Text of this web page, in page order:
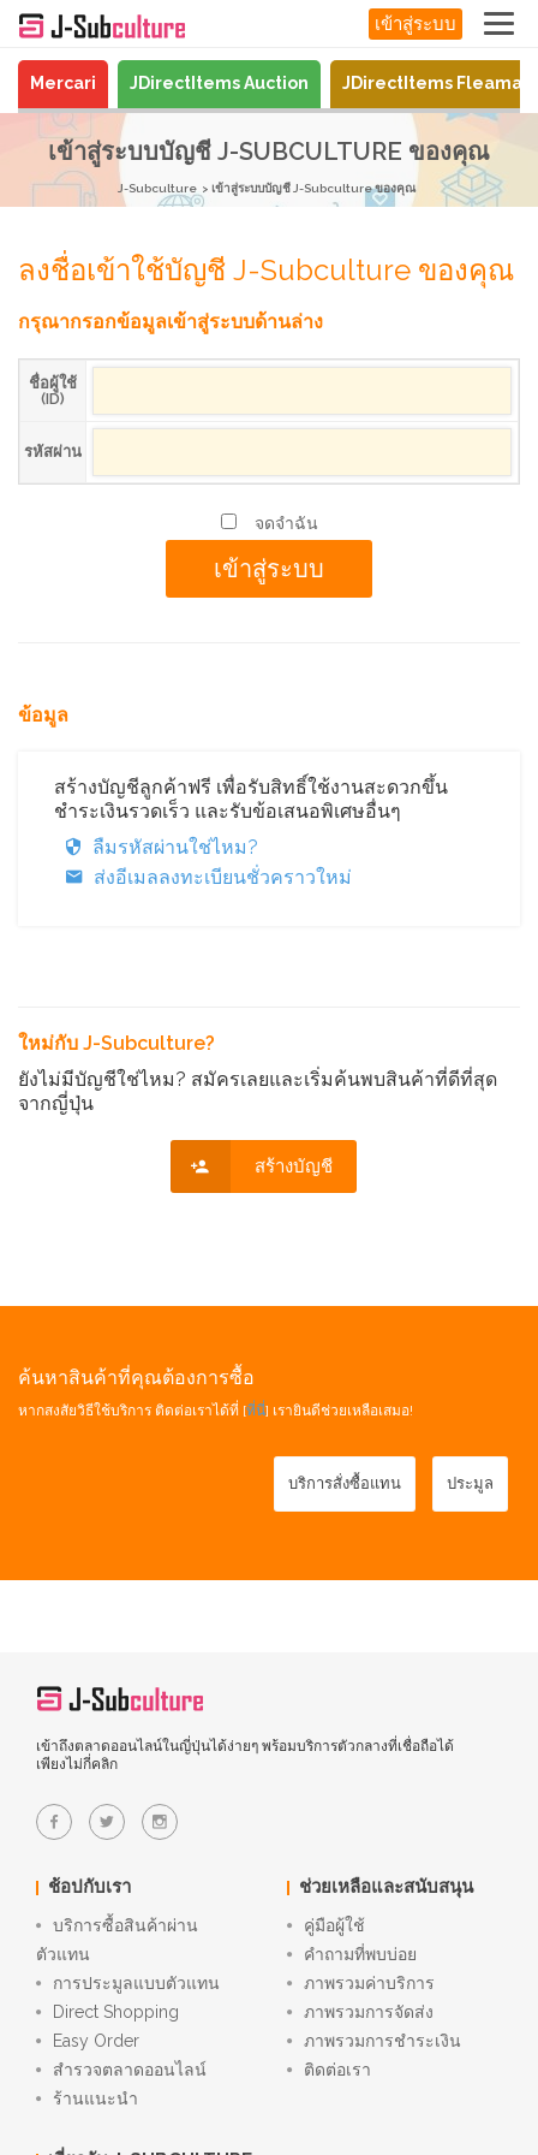
เข้าสู่ระบบ
Mercari JDirectItems Auction JDirectItems
เข้าสู่ระบบบัญชี J-SUBCULTURE ของคุณ
J-Subculture เข้าสู่ระบบบัญชี J-Subculture ของคุณ
ลงชื่อเข้าใช้บัญชี J-Subculture ของคุณ
กรุณากรอกข้อมูลเข้าสู่ระบบด้านล่าง
ชื่อผู้ใช้
(ID)
รหัสผ่าน
จดจำฉัน
ข้อมูล
สร้างบัญชีลูกค้าฟรี เพื่อรับสิทธิ์ใช้งานสะดวกขึ้น
ชำระเงินรวดเร็ว และรับข้อเสนอพิเศษอื่นๆ
ลืมรหัสผ่านใช่ไหม?
ส่งอีเมลลงทะเบียนชั่วคราวใหม่
ใหม่กับ J-Subculture?
ยังไม่มีบัญชีใช่ไหม? สมัครเลยและเริ่มค้นพบสินค้าที่ดีที่สุด
จากญี่ปุ่น
สร้างบัญชี
ค้นหาสินค้าที่คุณต้องการซื้อ
หากสงสัยวิธีใช้บริการ ติดต่อเราได้ที่ [ที่นี่] เรายินดีช่วยเหลือเสมอ!
บริการสั่งซื้อแทน ประมูล
เข้าถึงตลาดออนไลน์ในญี่ปุ่นได้ง่ายๆ พร้อมบริการตัวกลางที่เชื่อถือได้
เพียงไม่กี่คลิก
ช้อปกับเรา
บริการซื้อสินค้าผ่าน
ตัวแทน
การประมูลแบบตัวแทน
Direct Shopping
Easy Order
สำรวจตลาดออนไลน์
ร้านแนะนำ
ช่วยเหลือและสนับสนุน
คู่มือผู้ใช้
คำถามที่พบบ่อย
ภาพรวมค่าบริการ
ภาพรวมการจัดส่ง
ภาพรวมการชำระเงิน
ติดต่อเรา